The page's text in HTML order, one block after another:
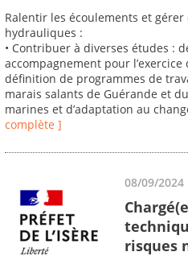
Ralentir les écoulements et
hydrauliques :
• Contribuer à diverses études :
accompagnement pour
définition de programmes de
marais salants de Guérande et
marines et d’adaptation au
complète ]
08/09/2024
risques